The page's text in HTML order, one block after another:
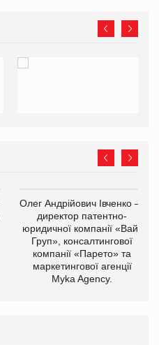
Олег Андрійович Івченко —
директор патентно-
юридичної компанії «Вайз
Груп», консалтингової
компанії «Парето» та
маркетингової агенції
Myka Agency.